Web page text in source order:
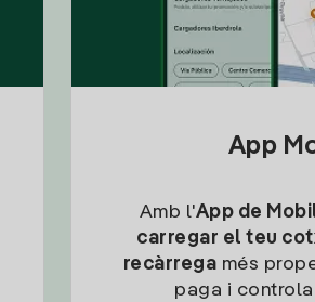
App
Amb l'App de
carregar el teu
recàrrega més
paga i